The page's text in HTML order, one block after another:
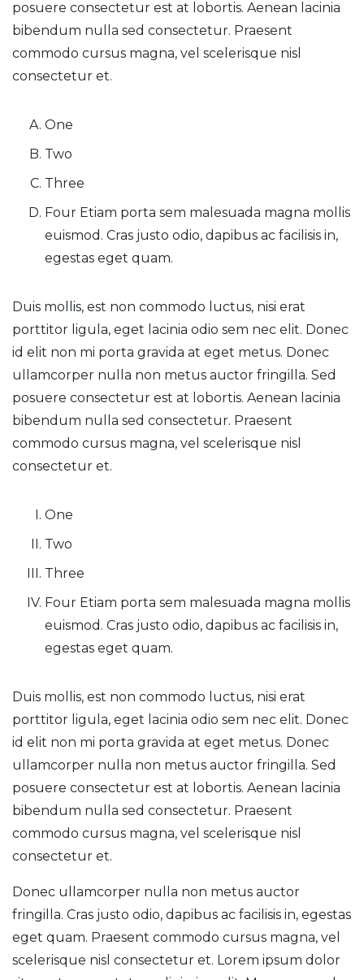
posuere consectetur est at lobortis. Aenean lacinia
bibendum nulla sed consectetur. Praesent
commodo cursus magna, vel scelerisque nisl
consectetur et.
One
Two
Three
Four Etiam porta sem malesuada magna mollis
euismod. Cras justo odio, dapibus ac facilisis in,
egestas eget quam.
Duis mollis, est non commodo luctus, nisi erat
porttitor ligula, eget lacinia odio sem nec elit. Donec
id elit non mi porta gravida at eget metus. Donec
ullamcorper nulla non metus auctor fringilla. Sed
posuere consectetur est at lobortis. Aenean lacinia
bibendum nulla sed consectetur. Praesent
commodo cursus magna, vel scelerisque nisl
consectetur et.
One
Two
Three
Four Etiam porta sem malesuada magna mollis
euismod. Cras justo odio, dapibus ac facilisis in,
egestas eget quam.
Duis mollis, est non commodo luctus, nisi erat
porttitor ligula, eget lacinia odio sem nec elit. Donec
id elit non mi porta gravida at eget metus. Donec
ullamcorper nulla non metus auctor fringilla. Sed
posuere consectetur est at lobortis. Aenean lacinia
bibendum nulla sed consectetur. Praesent
commodo cursus magna, vel scelerisque nisl
consectetur et.
Donec ullamcorper nulla non metus auctor
fringilla. Cras justo odio, dapibus ac facilisis in, egestas
eget quam. Praesent commodo cursus magna, vel
scelerisque nisl consectetur et. Lorem ipsum dolor